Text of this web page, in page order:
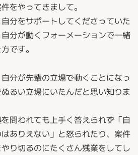
をやってきまして。
分をサポートしてくださっていた
分が動くフォーメーションで一緒
です。
分が先輩の立場で動くことになっ
るい立場にいたんだと思い知りま
問われても上手く答えられず「自
ありえない」と怒られたり、案件
り切るのにたくさん残業をしてし